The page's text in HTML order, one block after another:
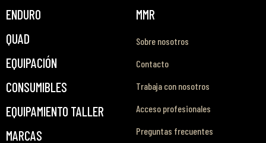
ENDURO
QUAD
EQUIPACIÓN
CONSUMIBLES
EQUIPAMIENTO TALLER
MARCAS
MMR
Sobre nosotros
Contacto
Trabaja con nosotros
Acceso profesionales
Preguntas frecuentes